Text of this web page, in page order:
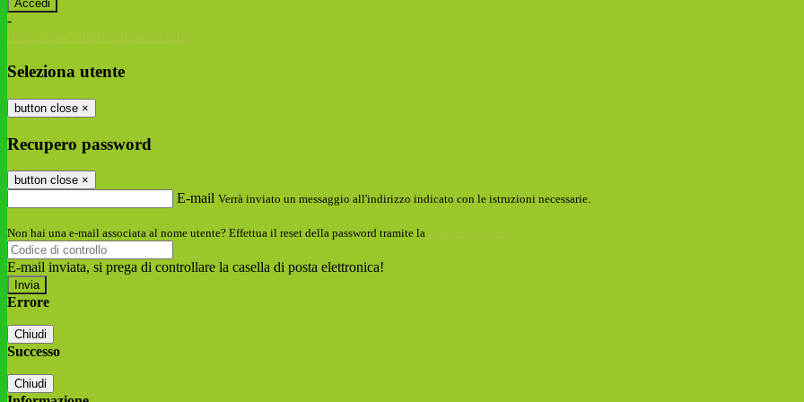
-
Seleziona utente
button close ×
Recupero password
button close ×
E-mail Verrà inviato un messaggio all'indirizzo indicato con le istruzioni necessarie.
Non hai una e-mail associata al nome utente? Effettua il reset della password tramite la
E-mail inviata, si prega di controllare la casella di posta elettronica!
Errore
Chiudi
Successo
Chiudi